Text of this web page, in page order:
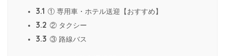
3.1 ① 専用車・ホテル送迎【おすすめ】
3.2 ② タクシー
3.3 ③ 路線バス